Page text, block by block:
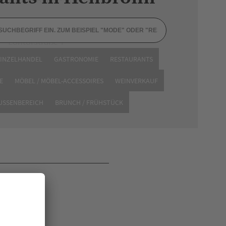
GASTRONOMIE RESTAURANTS
MÖBEL / MÖBEL-ACCESSOIRES WEINVERKAUF
BRUNCH / FRÜHSTÜCK
Lohtorstraße 7
Website